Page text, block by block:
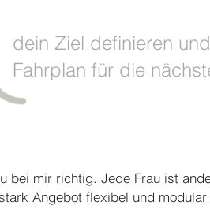
dein Ziel definieren
Fahrplan für die
bei mir richtig. Jede Frau ist
Angebot flexibel und modular